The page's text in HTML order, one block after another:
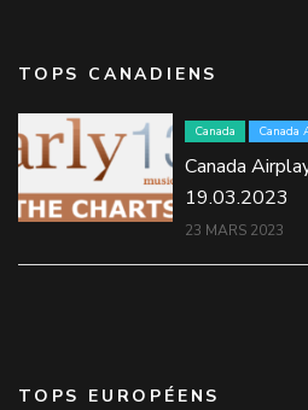
TOPS CANADIENS
Canada Canada
Canada
19.03.2023
23 MARS 2023
TOPS EUROPÉENS